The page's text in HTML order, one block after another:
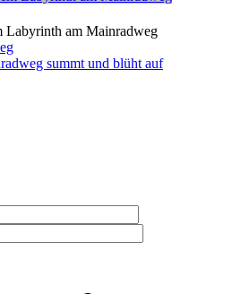
Labyrinth am Mainradweg
summt und blüht auf